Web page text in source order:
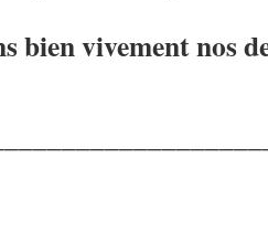
bien vivement nos